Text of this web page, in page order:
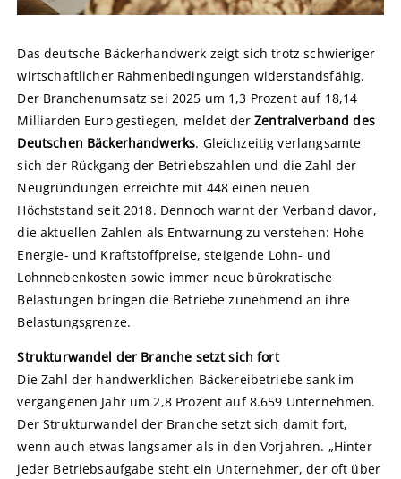
Das deutsche Bäckerhandwerk zeigt sich trotz schwieriger
wirtschaftlicher Rahmenbedingungen widerstandsfähig.
Der Branchenumsatz sei 2025 um 1,3 Prozent auf 18,14
Milliarden Euro gestiegen, meldet derZentralverband des
Deutschen Bäckerhandwerks. Gleichzeitig verlangsamte
sich der Rückgang der Betriebszahlen und die Zahl der
Neugründungen erreichte mit 448 einen neuen
Höchststand seit 2018. Dennoch warnt der Verband davor,
die aktuellen Zahlen als Entwarnung zu verstehen: Hohe
Energie- und Kraftstoffpreise, steigende Lohn- und
Lohnnebenkosten sowie immer neue bürokratische
Belastungen bringen die Betriebe zunehmend an ihre
Belastungsgrenze.
Strukturwandel der Branche setzt sich fort
Die Zahl der handwerklichen Bäckereibetriebe sank im
vergangenen Jahr um 2,8 Prozent auf 8.659 Unternehmen.
Der Strukturwandel der Branche setzt sich damit fort,
wenn auch etwas langsamer als in den Vorjahren. „Hinter
jeder Betriebsaufgabe steht ein Unternehmer, der oft über